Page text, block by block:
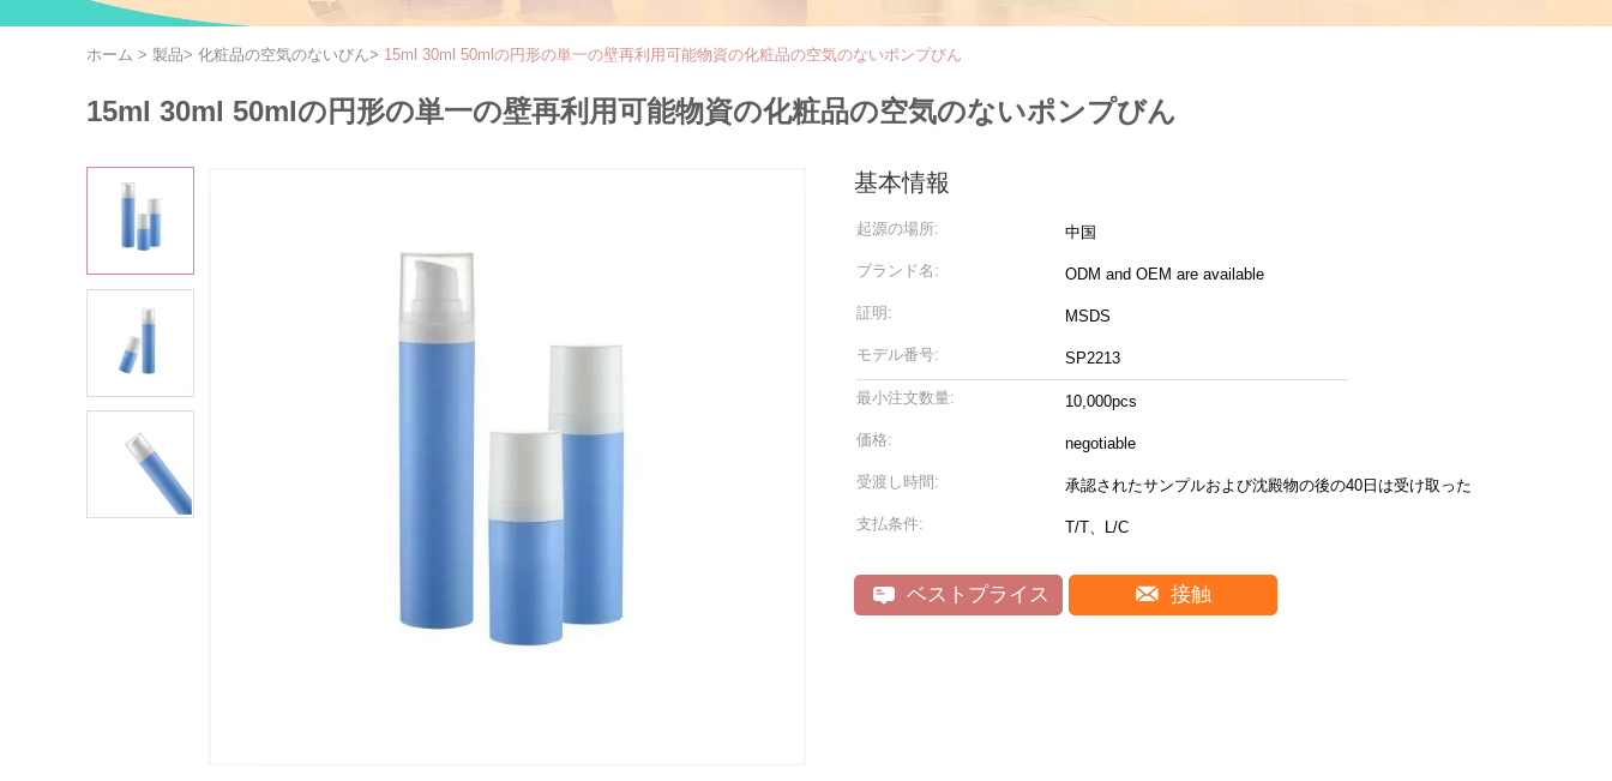
ホーム > 製品> 化粧品の空気のないびん> 15ml 30ml 50mlの円形の単一の壁再利用可能物資の化粧品の空気のないポンプびん
15ml 30ml 50mlの円形の単一の壁再利用可能物資の化粧品の空気のないポンプびん
基本情報
起源の場所: 中国
ブランド名: ODM and OEM are available
証明: MSDS
モデル番号: SP2213
最小注文数量: 10,000pcs
価格: negotiable
受渡し時間: 承認されたサンプルおよび沈殿物の後の40日は受け取った
支払条件: T/T、L/C
ベストプライス 接触